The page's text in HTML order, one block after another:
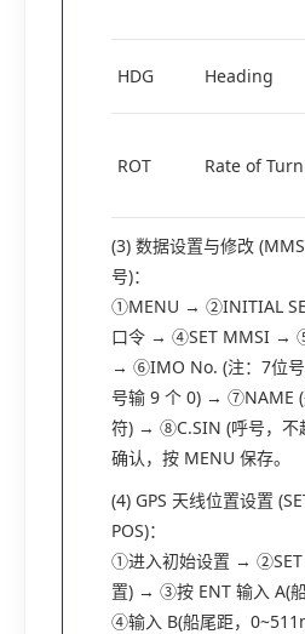
HDG Heading
ROT Rate of Turn
(3) 数据设置与修改
号)：
①MENU → ②INITIAL
口令 → ④SET MMSI →
→ ⑥IMO No. (注：7位号
号输 9 个 0) → ⑦NAME (
符) → ⑧C.SIN (呼号，
确认，按 MENU 保存。
(4) GPS 天线位置设置
POS)：
①进入初始设置 → ②SET
置) → ③按 ENT 输入 A(
④输入 B(船尾距，